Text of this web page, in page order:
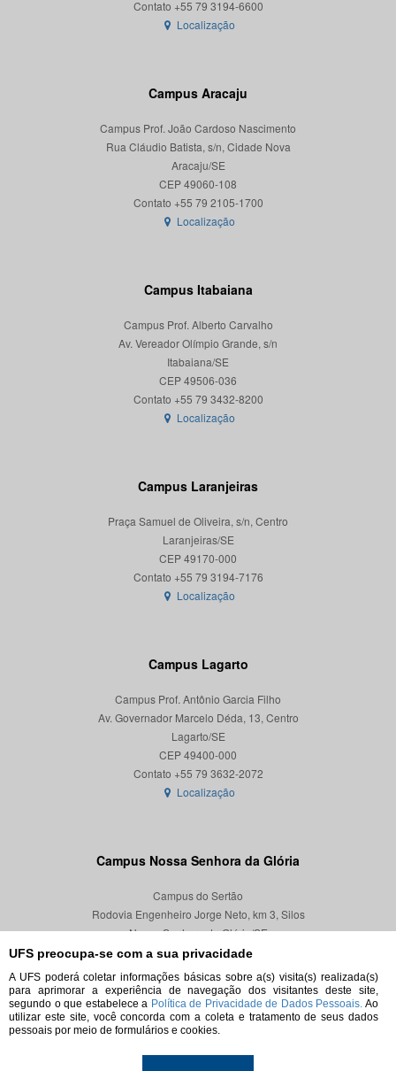
UFS preocupa-se com a sua privacidade
A UFS poderá coletar informações básicas sobre a(s) visita(s) realizada(s)
para aprimorar a experiência de navegação dos visitantes deste site,
segundo o que estabelece a Política de Privacidade de Dados Pessoais. Ao
utilizar este site, você concorda com a coleta e tratamento de seus dados
pessoais por meio de formulários e cookies.
Localização
Campus Aracaju
Campus Prof. João Cardoso Nascimento
Rua Cláudio Batista, s/n, Cidade Nova
Aracaju/SE
CEP 49060-108
Localização
Campus Itabaiana
Campus Prof. Alberto Carvalho
Av. Vereador Olímpio Grande, s/n
Itabaiana/SE
CEP 49506-036
Localização
Campus Laranjeiras
Praça Samuel de Oliveira, s/n, Centro
Laranjeiras/SE
CEP 49170-000
Localização
Campus Lagarto
Campus Prof. Antônio Garcia Filho
Av. Governador Marcelo Déda, 13, Centro
Lagarto/SE
CEP 49400-000
Localização
Campus Nossa Senhora da Glória
Campus do Sertão
Rodovia Engenheiro Jorge Neto, km 3, Silos
Nossa Senhora da Glória/SE
CEP 49680-000
Localização